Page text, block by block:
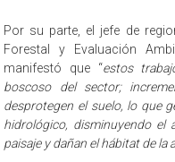
Por su parte, el jefe de
Forestal y Evaluación
manifestó que “estos
boscoso del sector;
desprotegen el suelo, lo que
hidrológico, disminuyendo el
paisaje y dañan el hábitat de la